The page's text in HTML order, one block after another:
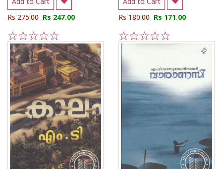
Add to Cart
Rs 275.00 Rs 247.00
5
4
3
2
1
Add to Cart
Rs 180.00 Rs 171.00
5
4
3
2
1